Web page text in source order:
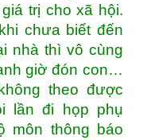
trị cho xã hội.
chưa biết đến
nhà thì vô cùng
giờ đón con…
theo được
lần đi họp phụ
môn thông báo